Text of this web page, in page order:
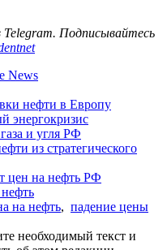
Telegram. Подписывайтесь
News
нефти в Европу
энергокризис
и угля РФ
из стратегического
цен на нефть РФ
на нефть, падение цены
необходимый текст и